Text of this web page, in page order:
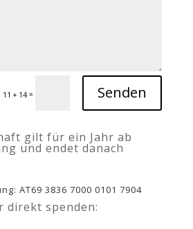
11 + 14 = Senden
gilt für ein Jahr ab
und endet danach
AT69 3836 7000 0101 7904
direkt spenden: